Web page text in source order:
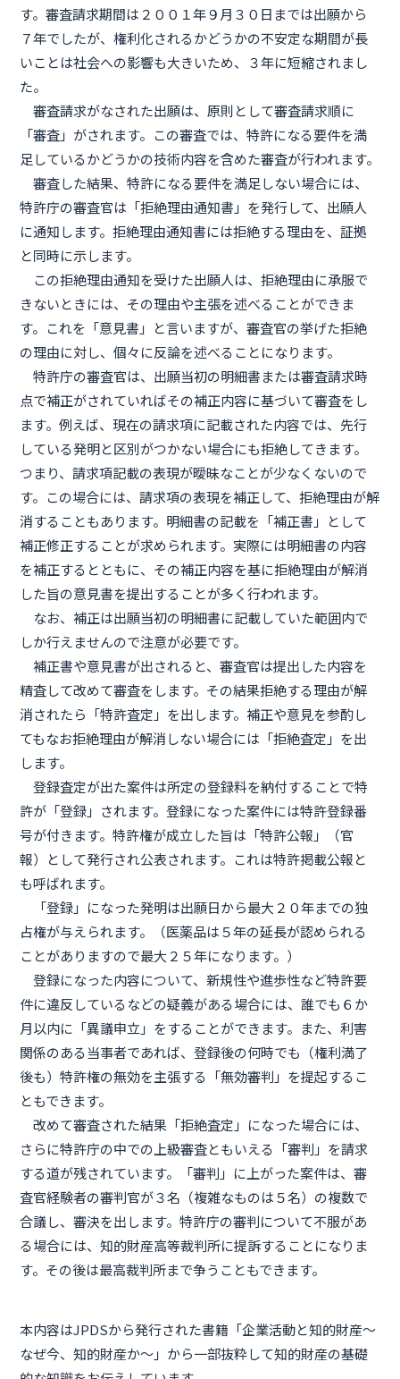
す。審査請求期間は２００１年９月３０日までは出願から
７年でしたが、権利化されるかどうかの不安定な期間が長
いことは社会への影響も大きいため、３年に短縮されまし
た。
審査請求がなされた出願は、原則として審査請求順に
「審査」がされます。この審査では、特許になる要件を満
足しているかどうかの技術内容を含めた審査が行われます。
審査した結果、特許になる要件を満足しない場合には、
特許庁の審査官は「拒絶理由通知書」を発行して、出願人
に通知します。拒絶理由通知書には拒絶する理由を、証拠
と同時に示します。
この拒絶理由通知を受けた出願人は、拒絶理由に承服で
きないときには、その理由や主張を述べることができま
す。これを「意見書」と言いますが、審査官の挙げた拒絶
の理由に対し、個々に反論を述べることになります。
特許庁の審査官は、出願当初の明細書または審査請求時
点で補正がされていればその補正内容に基づいて審査をし
ます。例えば、現在の請求項に記載された内容では、先行
している発明と区別がつかない場合にも拒絶してきます。
つまり、請求項記載の表現が曖昧なことが少なくないので
す。この場合には、請求項の表現を補正して、拒絶理由が解
消することもあります。明細書の記載を「補正書」として
補正修正することが求められます。実際には明細書の内容
を補正するとともに、その補正内容を基に拒絶理由が解消
した旨の意見書を提出することが多く行われます。
なお、補正は出願当初の明細書に記載していた範囲内で
しか行えませんので注意が必要です。
補正書や意見書が出されると、審査官は提出した内容を
精査して改めて審査をします。その結果拒絶する理由が解
消されたら「特許査定」を出します。補正や意見を参酌し
てもなお拒絶理由が解消しない場合には「拒絶査定」を出
します。
登録査定が出た案件は所定の登録料を納付することで特
許が「登録」されます。登録になった案件には特許登録番
号が付きます。特許権が成立した旨は「特許公報」（官
報）として発行され公表されます。これは特許掲載公報と
も呼ばれます。
「登録」になった発明は出願日から最大２０年までの独
占権が与えられます。（医薬品は５年の延長が認められる
ことがありますので最大２５年になります。）
登録になった内容について、新規性や進歩性など特許要
件に違反しているなどの疑義がある場合には、誰でも６か
月以内に「異議申立」をすることができます。また、利害
関係のある当事者であれば、登録後の何時でも（権利満了
後も）特許権の無効を主張する「無効審判」を提起するこ
ともできます。
改めて審査された結果「拒絶査定」になった場合には、
さらに特許庁の中での上級審査ともいえる「審判」を請求
する道が残されています。「審判」に上がった案件は、審
査官経験者の審判官が３名（複雑なものは５名）の複数で
合議し、審決を出します。特許庁の審判について不服があ
る場合には、知的財産高等裁判所に提訴することになりま
す。その後は最高裁判所まで争うこともできます。
本内容はJPDSから発行された書籍「企業活動と知的財産～
なぜ今、知的財産か～」から一部抜粋して知的財産の基礎